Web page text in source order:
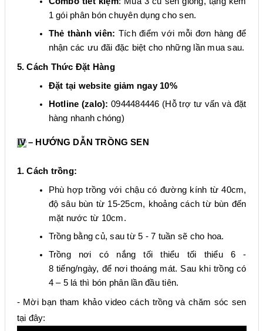
1 gói phân bón chuyên dụng cho sen.
Thẻ thành viên: Tích điểm với mỗi đơn hàng để
nhận các ưu đãi đặc biệt cho những lần mua sau.
5. Cách Thức Đặt Hàng
Đặt tại website giảm ngay 10%
Hotline (zalo): 0944484446 (Hỗ trợ tư vấn và đặt
hàng nhanh chóng)
IV – HƯỚNG DẪN TRỒNG SEN
1. Cách trồng:
Phù hợp trồng với chậu có đường kính từ 40cm,
độ sâu bùn từ 15-25cm, khoảng cách từ bùn đến
mặt nước từ 10cm.
Trồng bằng củ, sau từ 5 - 7 tuần sẽ cho hoa.
Trồng nơi có nắng tối thiểu tối thiểu 6 -
8 tiếng/ngày, để nơi thoáng mát. Sau khi trồng có
4 – 5 lá thì bón phân lần đầu tiên.
​- Mời bạn tham khảo video cách trồng và chăm sóc sen
tại đây: